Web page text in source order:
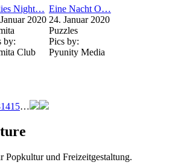
Night…
2020
by:
Club
Eine Nacht O…
24. Januar 2020
Puzzles
Pics by:
Pyunity Media
1415…
Popkultur und Freizeitgestaltung.